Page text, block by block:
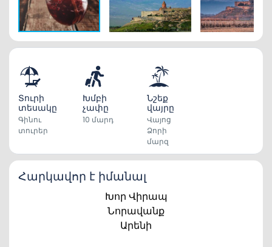
Տուրի
տեսակը
Գինու
տուրեր
Խմբի
չափը
10 մարդ
Նշեք
վայրը
Վայոց
Ձորի
մարզ
Հարկավոր է իմանալ
Խոր Վիրապ
Նորավանք
Արենի